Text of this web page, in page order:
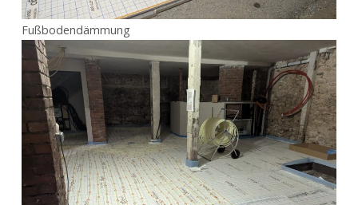
Fußbodendämmung